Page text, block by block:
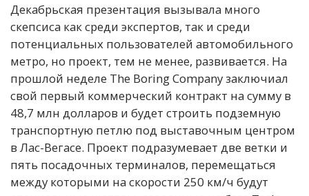
Декабрьская презентация вызывала много
скепсиса как среди экспертов, так и среди
потенциальных пользователей автомобильного
метро, но проект, тем не менее, развивается. На
прошлой неделе The Boring Company заключиал
свой первый коммерческий контракт на сумму в
48,7 млн долларов и будет строить подземную
транспортную петлю под выставочным центром
в Лас-Вегасе. Проект подразумевает две ветки и
пять посадочных терминалов, перемещаться
между которыми на скорости 250 км/ч будут